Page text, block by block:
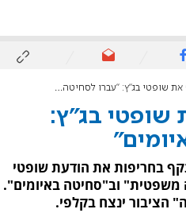
בג"ץ: "עברו לסחיטה באיומים"
שופטי בג"ץ:
בחריפות את הודעת שופטי
משפטית" וב"סחיטה באיומים".
הציבור ינצח בקלפי.